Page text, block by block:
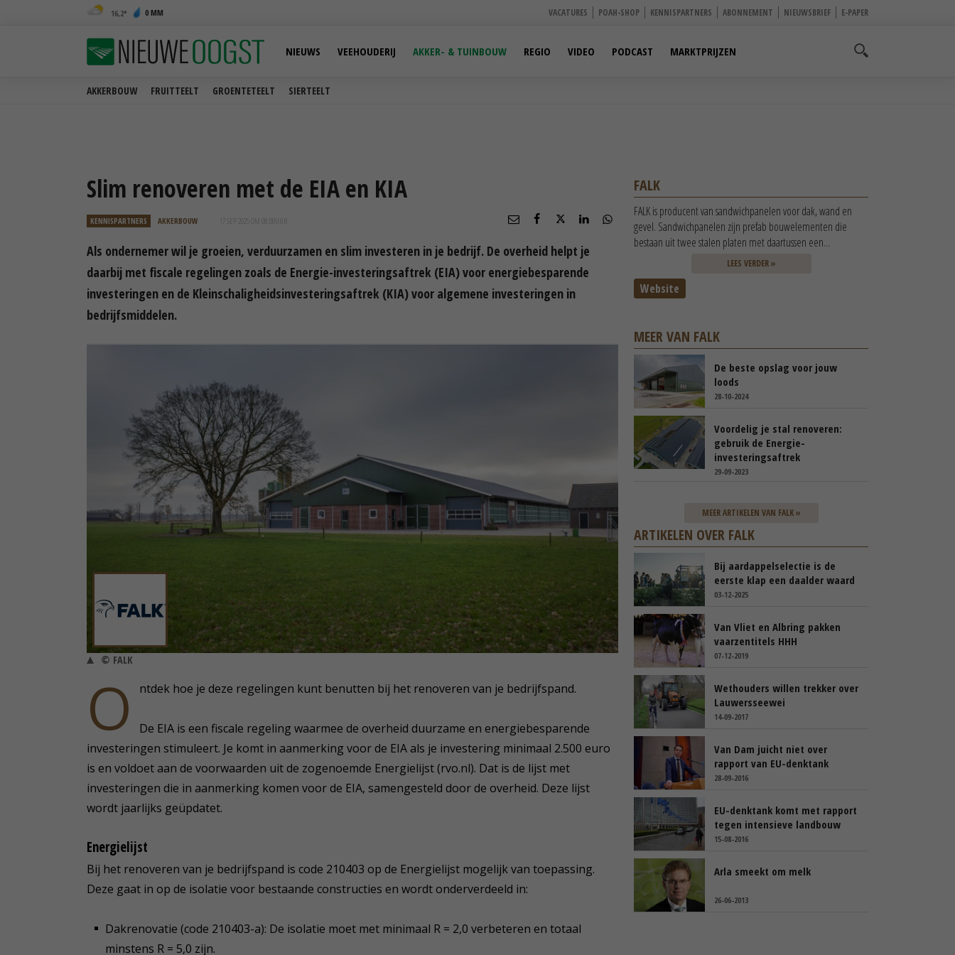
16,2 0 MM VACATURES POAH-SHOP KENNISPARTNERS ABONNEMENT NIEUWSBRIEF E-PAPER
AKKERBOUW FRUITTEELT GROENTETEELT SIERTEELT
NIEUWS VEEHOUDERIJ AKKER- & TUINBOUW REGIO VIDEO PODCAST MARKTPRIJZEN
Slim renoveren met de EIA en KIA
KENNISPARTNERS AKKERBOUW 17 SEP 2025 OM 08:00
Als ondernemer wil je groeien, verduurzamen en slim investeren in je bedrijf. De overheid helpt je
daarbij met fiscale regelingen zoals de Energie-investeringsaftrek (EIA) voor energiebesparende
investeringen en de Kleinschaligheidsinvesteringsaftrek (KIA) voor algemene investeringen in
bedrijfsmiddelen.
© FALK
O ntdek hoe je deze regelingen kunt benutten bij het renoveren van je bedrijfspand.
De EIA is een fiscale regeling waarmee de overheid duurzame en energiebesparende
investeringen stimuleert. Je komt in aanmerking voor de EIA als je investering minimaal 2.500 euro
is en voldoet aan de voorwaarden uit de zogenoemde Energielijst (rvo.nl). Dat is de lijst met
investeringen die in aanmerking komen voor de EIA, samengesteld door de overheid. Deze lijst
wordt jaarlijks geüpdatet.
Energielijst
Bij het renoveren van je bedrijfspand is code 210403 op de Energielijst mogelijk van toepassing.
Deze gaat in op de isolatie voor bestaande constructies en wordt onderverdeeld in:
Dakrenovatie (code 210403-a): De isolatie moet met minimaal R = 2,0 verbeteren en totaal
minstens R = 5,0 zijn.
FALK
FALK is producent van sandwichpanelen voor dak, wand en
gevel. Sandwichpanelen zijn prefab bouwelementen die
bestaan uit twee stalen platen met daartussen een...
LEES VERDER »
Website
MEER VAN FALK
De beste opslag voor jouw
loods
28-10-2024
Voordelig je stal renoveren:
gebruik de Energie-
investeringsaftrek
29-09-2023
MEER ARTIKELEN VAN FALK »
ARTIKELEN OVER FALK
Bij aardappelselectie is de
eerste klap een daalder waard
03-12-2025
Van Vliet en Albring pakken
vaarzentitels HHH
07-12-2019
Wethouders willen trekker over
Lauwersseewei
14-09-2017
Van Dam juicht niet over
rapport van EU-denktank
28-09-2016
EU-denktank komt met rapport
tegen intensieve landbouw
15-08-2016
Arla smeekt om melk
26-06-2013